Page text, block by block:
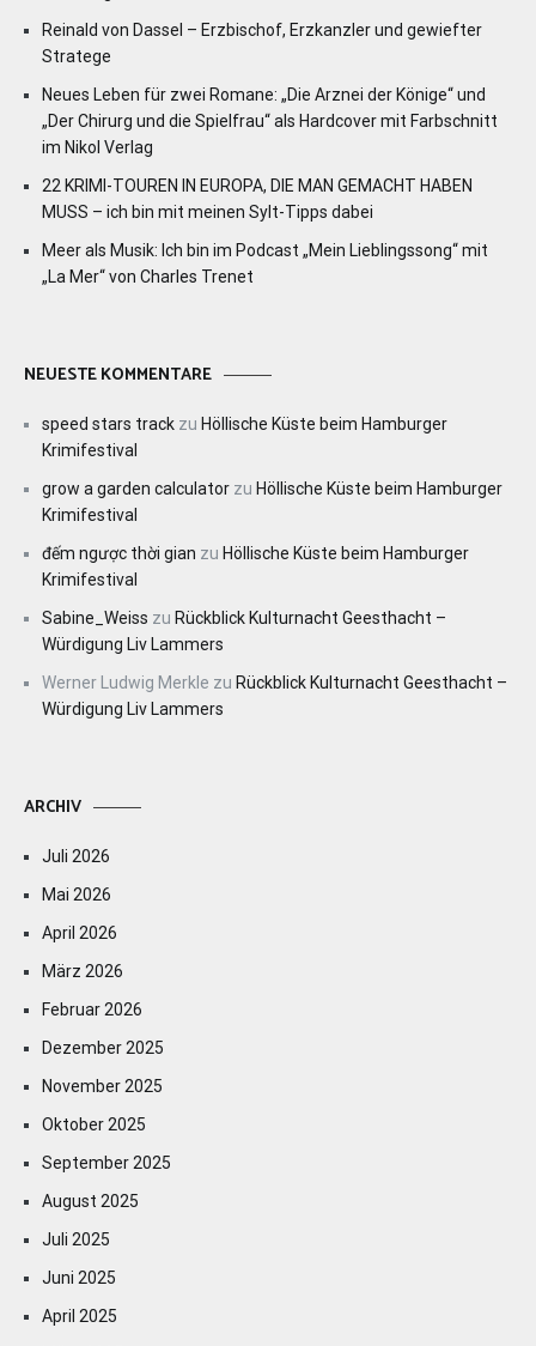
Reinald von Dassel – Erzbischof, Erzkanzler und gewiefter
Stratege
Neues Leben für zwei Romane: „Die Arznei der Könige“ und
„Der Chirurg und die Spielfrau“ als Hardcover mit Farbschnitt
im Nikol Verlag
22 KRIMI-TOUREN IN EUROPA, DIE MAN GEMACHT HABEN
MUSS – ich bin mit meinen Sylt-Tipps dabei
Meer als Musik: Ich bin im Podcast „Mein Lieblingssong“ mit
„La Mer“ von Charles Trenet
NEUESTE KOMMENTARE
speed stars track zu Höllische Küste beim Hamburger
Krimifestival
grow a garden calculator zu Höllische Küste beim Hamburger
Krimifestival
đếm ngược thời gian zu Höllische Küste beim Hamburger
Krimifestival
Sabine_Weiss zu Rückblick Kulturnacht Geesthacht –
Würdigung Liv Lammers
Werner Ludwig Merkle zu Rückblick Kulturnacht Geesthacht –
Würdigung Liv Lammers
ARCHIV
Juli 2026
Mai 2026
April 2026
März 2026
Februar 2026
Dezember 2025
November 2025
Oktober 2025
September 2025
August 2025
Juli 2025
Juni 2025
April 2025